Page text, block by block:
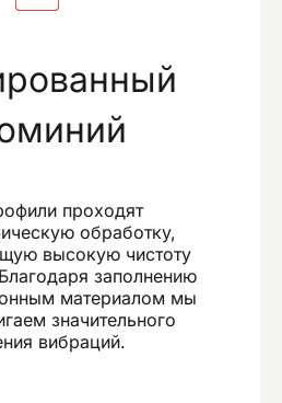
проходят
обработку,
высокую чистоту
заполнению
материалом мы
значительного
вибраций.